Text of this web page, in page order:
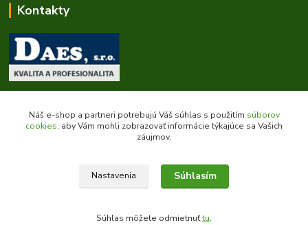
Kontakty
Zákaznícka podpora daes.sk
+421 903 707 668
(Po-Pia, 8-16 hod.)
Náš e-shop a partneri potrebujú Váš súhlas s použitím súborov
cookies, aby Vám mohli zobrazovať informácie týkajúce sa Vašich
záujmov.
Nastavenia Súhlasím
Súhlas môžete odmietnuťtu.